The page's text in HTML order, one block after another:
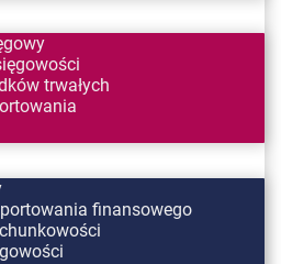
trwałych
finansowego